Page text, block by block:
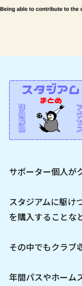
サポーター個人が
スタジアムに駆け
を購入することな
その中でもクラブ
年間パスやホーム